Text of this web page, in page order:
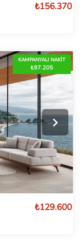
₺156.370
KAMPANYALI NAKİT
₺97.205
₺129.600